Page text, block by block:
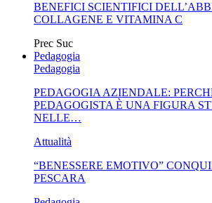
BENEFICI SCIENTIFICI
COLLAGENE E VITAMINA C
Prec Suc
Pedagogia
Pedagogia
PEDAGOGIA AZIENDALE:
PEDAGOGISTA È UNA FIGURA
NELLE…
Attualità
“BENESSERE EMOTIVO”
PESCARA